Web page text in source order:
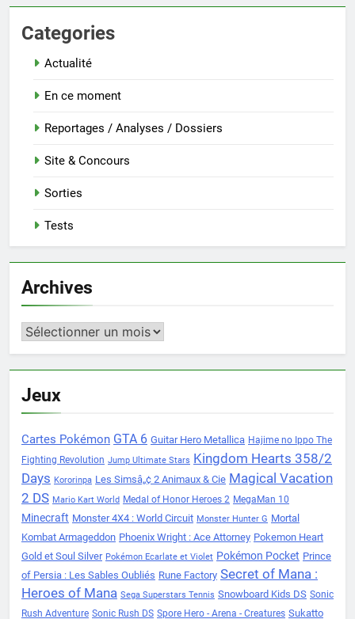
Categories
Actualité
En ce moment
Reportages / Analyses / Dossiers
Site & Concours
Sorties
Tests
Archives
Archives
Jeux
Cartes Pokémon GTA 6 Guitar Hero Metallica Hajime no Ippo The
Fighting Revolution Jump Ultimate Stars Kingdom Hearts 358/2
Days Kororinpa Les Simsâ„¢ 2 Animaux & Cie Magical Vacation
2 DS Mario Kart World Medal of Honor Heroes 2 MegaMan 10
Minecraft Monster 4X4 : World Circuit Monster Hunter G Mortal
Kombat Armageddon Phoenix Wright : Ace Attorney Pokemon Heart
Gold et Soul Silver Pokémon Ecarlate et Violet Pokémon Pocket Prince
of Persia : Les Sables Oubliés Rune Factory Secret of Mana :
Heroes of Mana Sega Superstars Tennis Snowboard Kids DS Sonic
Rush Adventure Sonic Rush DS Spore Hero - Arena - Creatures Sukatto